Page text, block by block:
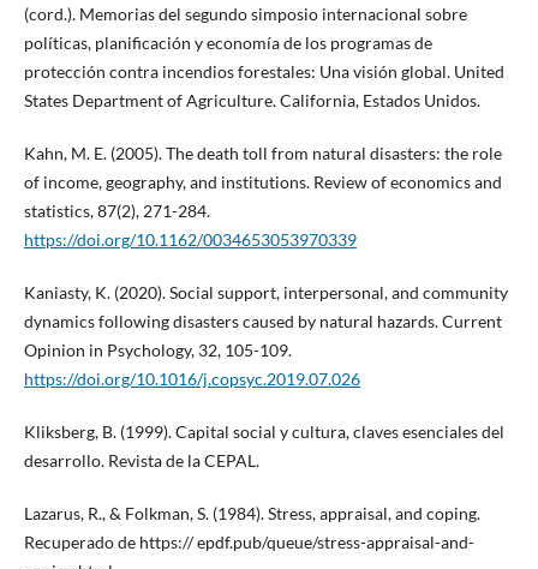
(cord.). Memorias del segundo simposio internacional sobre
políticas, planificación y economía de los programas de
protección contra incendios forestales: Una visión global. United
States Department of Agriculture. California, Estados Unidos.
Kahn, M. E. (2005). The death toll from natural disasters: the role
of income, geography, and institutions. Review of economics and
statistics, 87(2), 271-284.
https://doi.org/10.1162/0034653053970339
Kaniasty, K. (2020). Social support, interpersonal, and community
dynamics following disasters caused by natural hazards. Current
Opinion in Psychology, 32, 105-109.
https://doi.org/10.1016/j.copsyc.2019.07.026
Kliksberg, B. (1999). Capital social y cultura, claves esenciales del
desarrollo. Revista de la CEPAL.
Lazarus, R., & Folkman, S. (1984). Stress, appraisal, and coping.
Recuperado de https:// epdf.pub/queue/stress-appraisal-and-